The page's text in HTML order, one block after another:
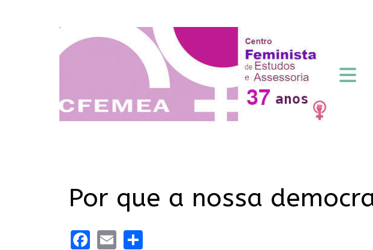
Por que a nossa
Facebook
Email